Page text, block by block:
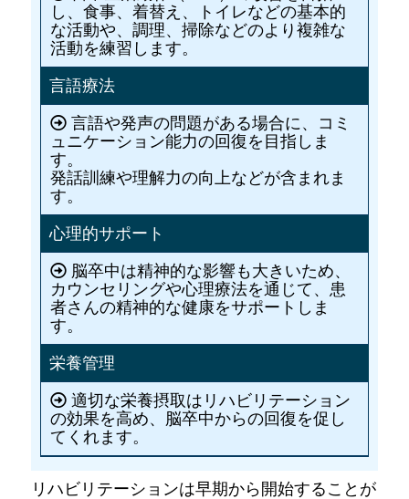
し、食事、着替え、トイレなどの基本的
な活動や、調理、掃除などのより複雑な
活動を練習します。
言語療法
言語や発声の問題がある場合に、コミ
ュニケーション能力の回復を目指しま
す。
発話訓練や理解力の向上などが含まれま
す。
心理的サポート
脳卒中は精神的な影響も大きいため、
カウンセリングや心理療法を通じて、患
者さんの精神的な健康をサポートしま
す。
栄養管理
適切な栄養摂取はリハビリテーション
の効果を高め、脳卒中からの回復を促し
てくれます。
リハビリテーションは早期から開始することが